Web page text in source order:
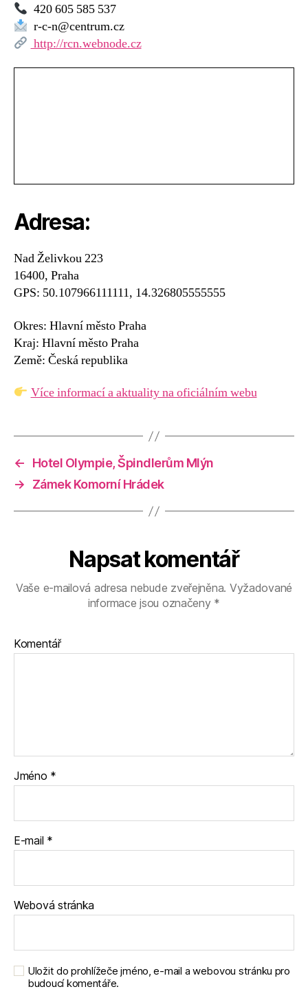
420 605 585 537
r-c-n@centrum.cz
http://rcn.webnode.cz
Adresa:
Nad Želivkou 223
16400, Praha
GPS: 50.107966111111, 14.326805555555
Okres: Hlavní město Praha
Kraj: Hlavní město Praha
Země: Česká republika
Více informací a aktuality na oficiálním webu
←
Hotel Olympie, Špindlerům Mlýn
→
Zámek Komorní Hrádek
Napsat komentář
Vaše e-mailová adresa nebude zveřejněna. Vyžadované
informace jsou označeny *
Komentář
Jméno *
E-mail *
Webová stránka
Uložit do prohlížeče jméno, e-mail a webovou stránku pro
budoucí komentáře.